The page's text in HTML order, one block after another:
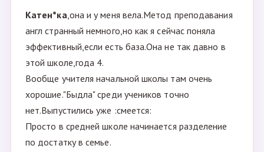
Катен*ка,она и у меня вела.Метод преподавания
англ странный немного,но как я сейчас поняла
эффективный,если есть база.Она не так давно в
этой школе,года 4.
Вообще учителя начальной школы там очень
хорошие."Быдла" среди учеников точно
нет.Выпустились уже :смеется:
Просто в средней школе начинается разделение
по достатку в семье.